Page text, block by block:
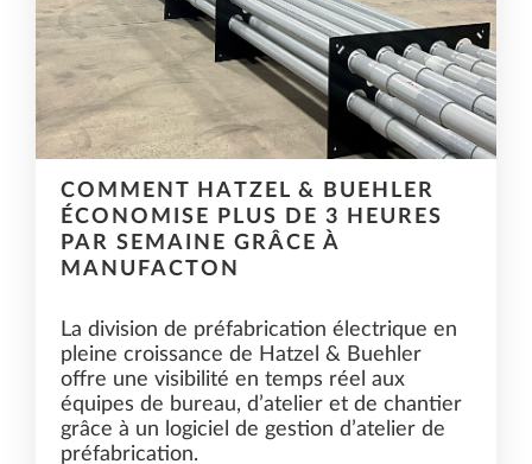
COMMENT HATZEL & BUEHLER
ÉCONOMISE PLUS DE 3 HEURES
PAR SEMAINE GRÂCE À
MANUFACTON
La division de préfabrication électrique en
pleine croissance de Hatzel & Buehler
offre une visibilité en temps réel aux
équipes de bureau, d’atelier et de chantier
grâce à un logiciel de gestion d’atelier de
préfabrication.